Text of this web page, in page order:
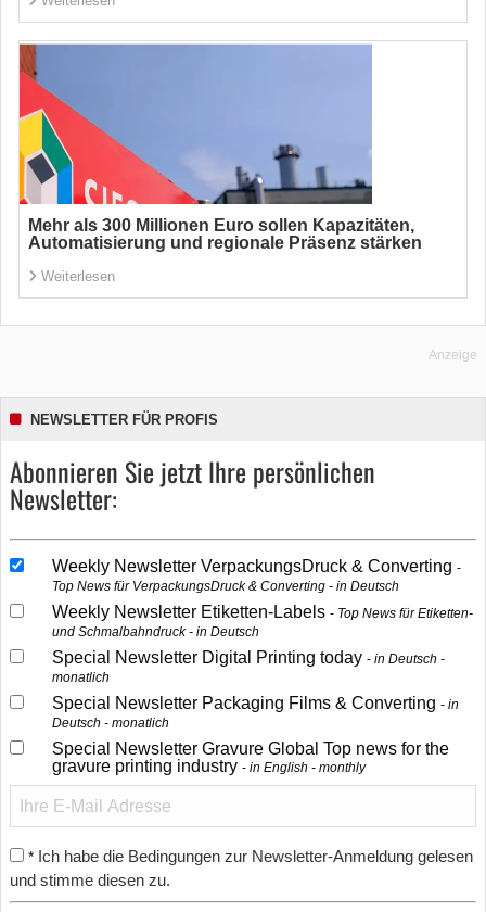
Mehr als 300 Millionen Euro sollen Kapazitäten,
Automatisierung und regionale Präsenz stärken
Weiterlesen
Anzeige
NEWSLETTER FÜR PROFIS
Abonnieren Sie jetzt Ihre persönlichen
Newsletter:
Weekly Newsletter VerpackungsDruck & Converting
Top News für VerpackungsDruck & Converting - in Deutsch
Weekly Newsletter Etiketten-Labels
Top News für Etiketten-
und Schmalbahndruck - in Deutsch
Special Newsletter Digital Printing today
in Deutsch -
monatlich
Special Newsletter Packaging Films & Converting
in
Deutsch - monatlich
Special Newsletter Gravure Global Top news for the
gravure printing industry
in English - monthly
* Ich habe die Bedingungen zur Newsletter-Anmeldung gelesen
und stimme diesen zu.